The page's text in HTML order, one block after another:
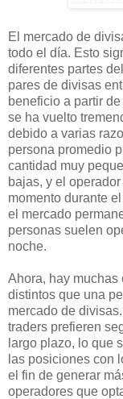
El mercado de
todo el día. Esto
diferentes partes
pares de divisas
beneficio a partir
se ha vuelto
debido a varias
persona promedio
cantidad muy
bajas, y el
momento durante
el mercado
personas suelen
noche.
Ahora, hay
distintos que una
mercado de
traders prefieren
largo plazo, lo que
las posiciones con
el fin de generar
operadores que